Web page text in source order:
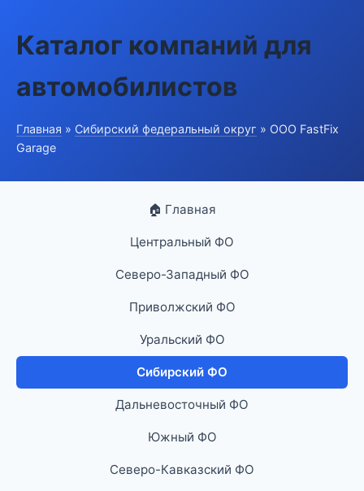
Каталог компаний для
автомобилистов
Главная » Сибирский федеральный округ » ООО FastFix
Garage
🏠 Главная
Центральный ФО
Северо-Западный ФО
Приволжский ФО
Уральский ФО
Сибирский ФО
Дальневосточный ФО
Южный ФО
Северо-Кавказский ФО